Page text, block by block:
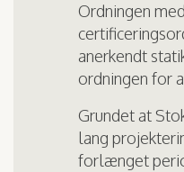
Ordningen
anerkendt
ordningen for
Grundet at
lang
forlænget